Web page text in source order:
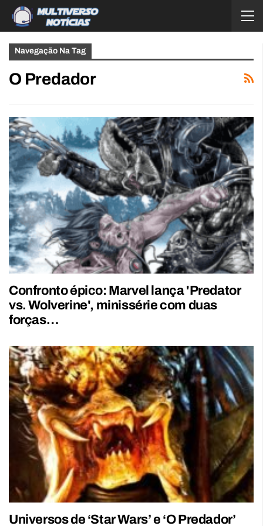
Navegação Na Tag
O Predador
Confronto épico: Marvel lança 'Predator
vs. Wolverine', minissérie com duas
forças…
Universos de ‘Star Wars’ e ‘O Predador’